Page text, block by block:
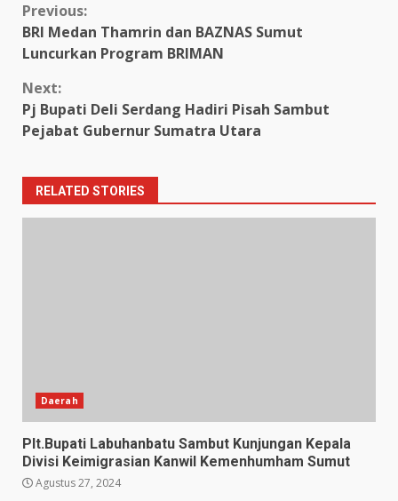
Continue
Reading
Previous:
BRI Medan Thamrin dan BAZNAS Sumut
Luncurkan Program BRIMAN
Next:
Pj Bupati Deli Serdang Hadiri Pisah Sambut
Pejabat Gubernur Sumatra Utara
RELATED STORIES
Daerah
Plt.Bupati Labuhanbatu Sambut Kunjungan Kepala
Divisi Keimigrasian Kanwil Kemenhumham Sumut
Agustus 27, 2024